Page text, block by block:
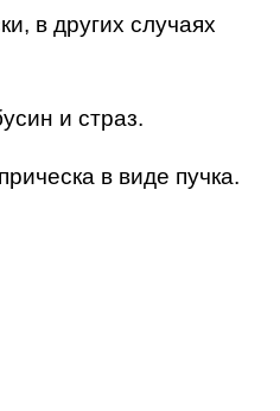
в других случаях
и страз.
в виде пучка.